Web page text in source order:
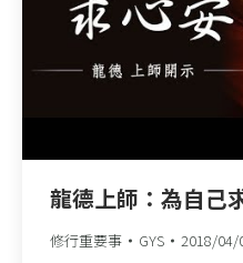
龍德上師：為自己
修行重要事 GYS 2018/04/